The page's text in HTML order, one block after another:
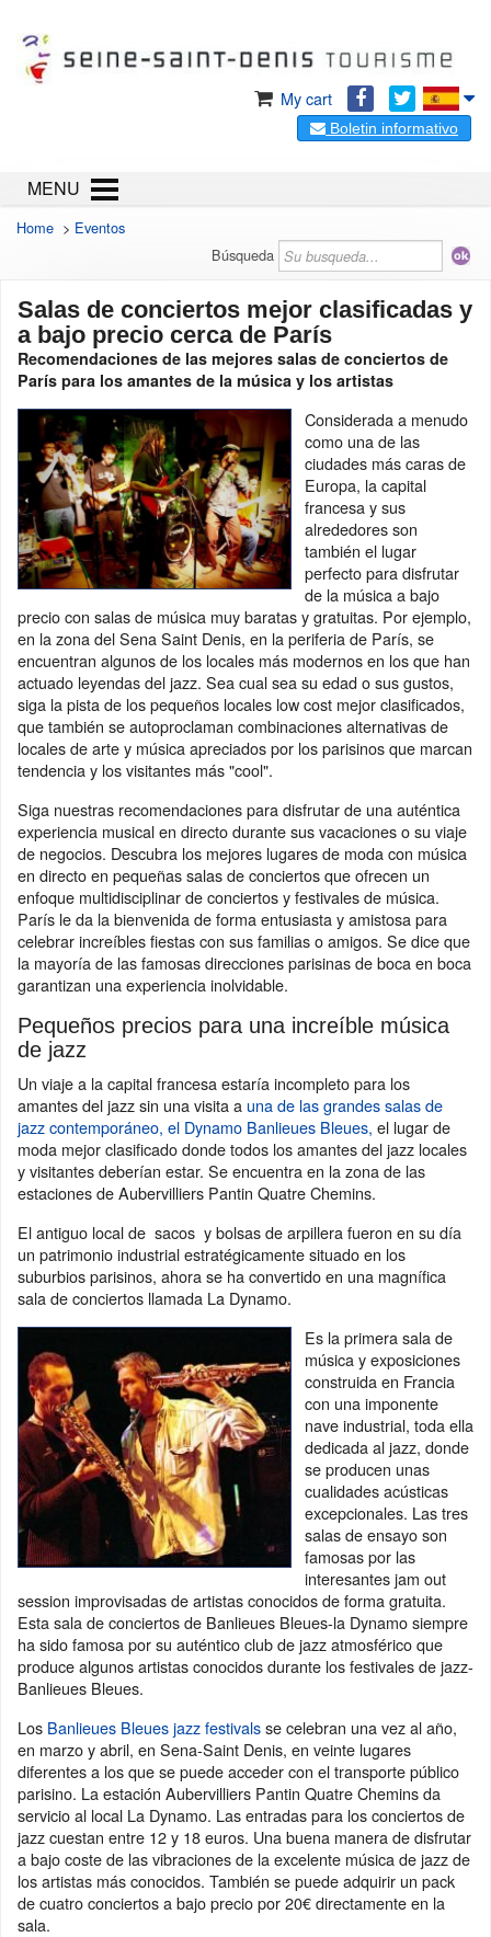
My cart
Boletin informativo
MENU
Home > Eventos
Búsqueda
Salas de conciertos mejor clasificadas y
a bajo precio cerca de París
Recomendaciones de las mejores salas de conciertos de
París para los amantes de la música y los artistas
Considerada a menudo
como una de las
ciudades más caras de
Europa, la capital
francesa y sus
alrededores son
también el lugar
perfecto para disfrutar
de la música a bajo
precio con salas de música muy baratas y gratuitas. Por ejemplo,
en la zona del Sena Saint Denis, en la periferia de París, se
encuentran algunos de los locales más modernos en los que han
actuado leyendas del jazz. Sea cual sea su edad o sus gustos,
siga la pista de los pequeños locales low cost mejor clasificados,
que también se autoproclaman combinaciones alternativas de
locales de arte y música apreciados por los parisinos que marcan
tendencia y los visitantes más "cool".
Siga nuestras recomendaciones para disfrutar de una auténtica
experiencia musical en directo durante sus vacaciones o su viaje
de negocios. Descubra los mejores lugares de moda con música
en directo en pequeñas salas de conciertos que ofrecen un
enfoque multidisciplinar de conciertos y festivales de música.
París le da la bienvenida de forma entusiasta y amistosa para
celebrar increíbles fiestas con sus familias o amigos. Se dice que
la mayoría de las famosas direcciones parisinas de boca en boca
garantizan una experiencia inolvidable.
Pequeños precios para una increíble música
de jazz
Un viaje a la capital francesa estaría incompleto para los
amantes del jazz sin una visita a una de las grandes salas de
jazz contemporáneo, el Dynamo Banlieues Bleues, el lugar de
moda mejor clasificado donde todos los amantes del jazz locales
y visitantes deberían estar. Se encuentra en la zona de las
estaciones de Aubervilliers Pantin Quatre Chemins.
El antiguo local de sacos y bolsas de arpillera fueron en su día
un patrimonio industrial estratégicamente situado en los
suburbios parisinos, ahora se ha convertido en una magnífica
sala de conciertos llamada La Dynamo.
Es la primera sala de
música y exposiciones
construida en Francia
con una imponente
nave industrial, toda ella
dedicada al jazz, donde
se producen unas
cualidades acústicas
excepcionales. Las tres
salas de ensayo son
famosas por las
interesantes jam out
session improvisadas de artistas conocidos de forma gratuita.
Esta sala de conciertos de Banlieues Bleues-la Dynamo siempre
ha sido famosa por su auténtico club de jazz atmosférico que
produce algunos artistas conocidos durante los festivales de jazz-
Banlieues Bleues.
Los Banlieues Bleues jazz festivalsse celebran una vez al año,
en marzo y abril, en Sena-Saint Denis, en veinte lugares
diferentes a los que se puede acceder con el transporte público
parisino. La estación Aubervilliers Pantin Quatre Chemins da
servicio al local La Dynamo. Las entradas para los conciertos de
jazz cuestan entre 12 y 18 euros. Una buena manera de disfrutar
a bajo coste de las vibraciones de la excelente música de jazz de
los artistas más conocidos. También se puede adquirir un pack
de cuatro conciertos a bajo precio por 20€ directamente en la
sala.